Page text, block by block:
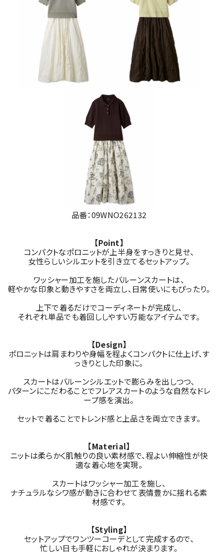
品番：09WNO262132
【Point】
コンパクトなポロニットが上半身をすっきりと見せ、
女性らしいシルエットを引き立てるセットアップ。
ワッシャー加工を施したバルーンスカートは、
軽やかな印象と動きやすさを両立し、日常使いにもぴったり。
上下で着るだけでコーディネートが完成し、
それぞれ単品でも着回ししやすい万能なアイテムです。
【Design】
ポロニットは肩まわりや身幅を程よくコンパクトに仕上げ、す
っきりとした印象に。
スカートはバルーンシルエットで膨らみを出しつつ、
パターンにこだわることでフレアスカートのような自然なドレ
ープ感を演出。
セットで着ることでトレンド感と上品さを両立できます。
【Material】
ニットは柔らかく肌触りの良い素材感で、程よい伸縮性が快
適な着心地を実現。
スカートはワッシャー加工を施し、
ナチュラルなシワ感が動きに合わせて表情豊かに揺れる素
材感です。
【Styling】
セットアップでワンツーコーデとして完成するので、
忙しい日も手軽におしゃれが決まります。